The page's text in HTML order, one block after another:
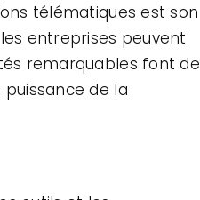
télématiques est son
entreprises peuvent
remarquables font de
de la